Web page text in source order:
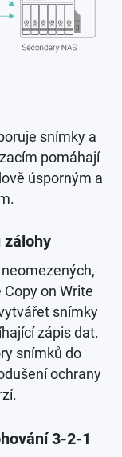
snímky a
pomáhají
úsporným a
zálohy
on Write
snímky
zápis dat.
snímků do
ochrany
3-2-1